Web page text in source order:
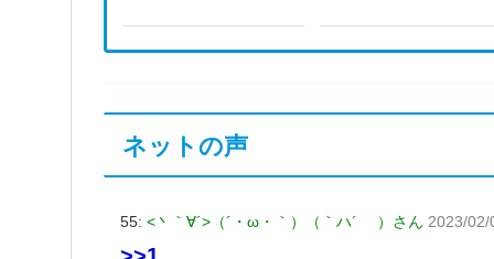
ネットの声
55: <丶｀∀´>（´・ω・｀）（｀ハ´ ）さん 2023/02/